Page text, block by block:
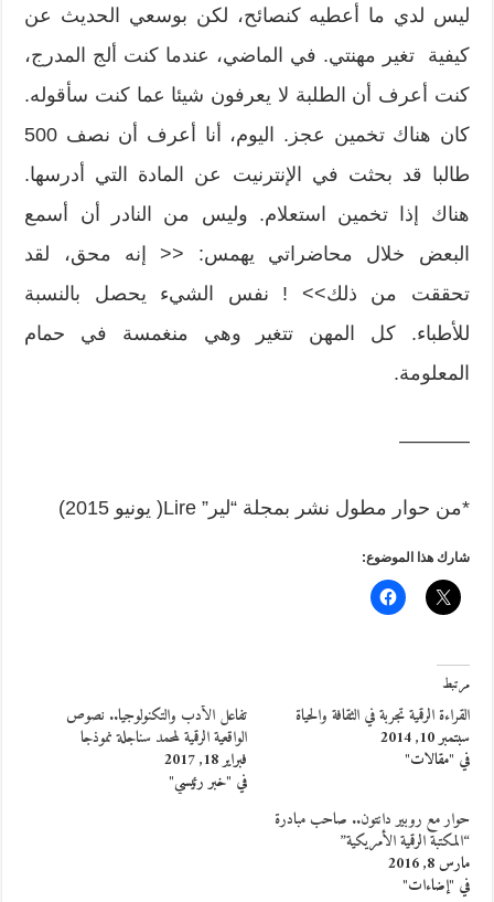
ليس لدي ما أعطيه كنصائح، لكن بوسعي الحديث عن
كيفية تغير مهنتي. في الماضي، عندما كنت ألج المدرج،
كنت أعرف أن الطلبة لا يعرفون شيئا عما كنت سأقوله.
كان هناك تخمين عجز. اليوم، أنا أعرف أن نصف 500
طالبا قد بحثت في الإنترنيت عن المادة التي أدرسها.
هناك إذا تخمين استعلام. وليس من النادر أن أسمع
البعض خلال محاضراتي يهمس: << إنه محق، لقد
تحققت من ذلك>> ! نفس الشيء يحصل بالنسبة
للأطباء. كل المهن تتغير وهي منغمسة في حمام
المعلومة.
———–
*من حوار مطول نشر بمجلة “لير” Lire( يونيو 2015)
شارك هذا الموضوع:
مرتبط
القراءة الرقمية تجربة في الثقافة والحياة
سبتمبر 10, 2014
في "مقالات"
تفاعل الأدب والتكنولوجيا.. نصوص
الواقعية الرقمية لمحمد سناجلة نموذجا
فبراير 18, 2017
في "خبر رئيسي"
حوار مع روبير دانتون.. صاحب مبادرة
“المكتبة الرقمية الأمريكية”
مارس 8, 2016
في "إضاءات"